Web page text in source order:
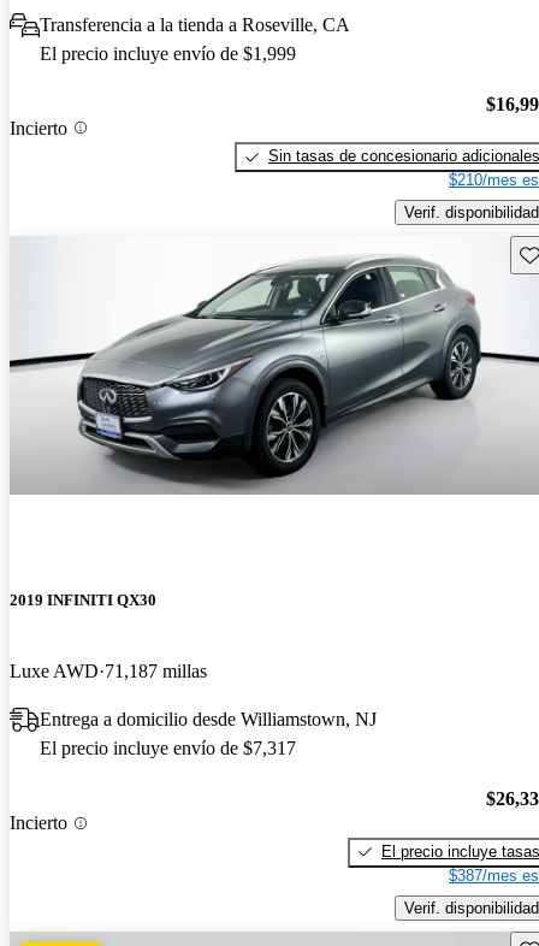
Transferencia a la tienda a Roseville, CA
El precio incluye envío de $1,999
Incierto
Sin tasas de concesionario adicionales
$210/mes
Verif. disponibilidad
2019 INFINITI QX30
Luxe AWD 71,187 millas
Entrega a domicilio desde Williamstown, NJ
El precio incluye envío de $7,317
Incierto
El precio incluye tasas
$387/mes
Verif. disponibilidad